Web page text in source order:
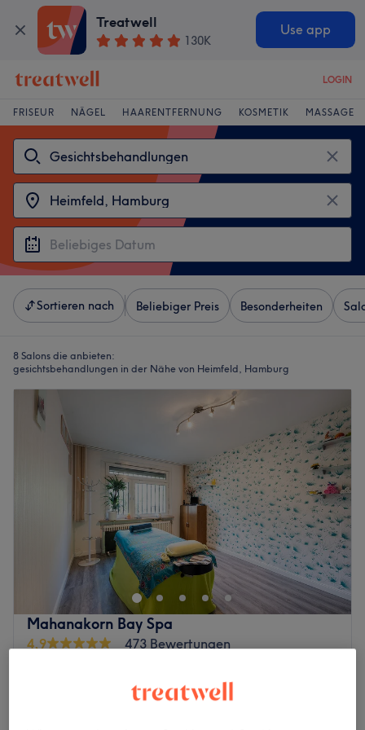
Treatwell
130K
Use app
LOGIN
FRISEUR NÄGEL HAARENTFERNUNG KOSMETIK MASSAGE
Sortieren nach Beliebiger Preis Besonderheiten
8 Salons die anbieten:
gesichtsbehandlungen in der Nähe von Heimfeld, Hamburg
Mahanakorn Bay Spa
4,9
473 Bewertungen
Gesichtsbehandlung - Reinigung Damen